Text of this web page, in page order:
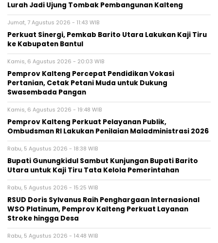
Lurah Jadi Ujung Tombak Pembangunan Kalteng
Jumat, 7 Agustus 2026 - 11:43 WIB
Perkuat Sinergi, Pemkab Barito Utara Lakukan Kaji Tiru
ke Kabupaten Bantul
Kamis, 6 Agustus 2026 - 20:03 WIB
Pemprov Kalteng Percepat Pendidikan Vokasi
Pertanian, Cetak Petani Muda untuk Dukung
Swasembada Pangan
Kamis, 6 Agustus 2026 - 19:48 WIB
Pemprov Kalteng Perkuat Pelayanan Publik,
Ombudsman RI Lakukan Penilaian Maladministrasi 2026
Rabu, 5 Agustus 2026 - 18:38 WIB
Bupati Gunungkidul Sambut Kunjungan Bupati Barito
Utara untuk Kaji Tiru Tata Kelola Pemerintahan
Rabu, 5 Agustus 2026 - 15:25 WIB
RSUD Doris Sylvanus Raih Penghargaan Internasional
WSO Platinum, Pemprov Kalteng Perkuat Layanan
Stroke hingga Desa
Rabu, 5 Agustus 2026 - 14:48 WIB